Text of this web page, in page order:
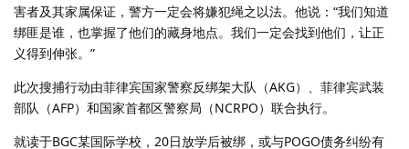
害者及其家属保证，警方一定会将嫌犯绳之以法。他说：“我们知道
绑匪是谁，也掌握了他们的藏身地点。我们一定会找到他们，让正
义得到伸张。”
此次搜捕行动由菲律宾国家警察反绑架大队（AKG）、菲律宾武装
部队（AFP）和国家首都区警察局（NCRPO）联合执行。
就读于BGC某国际学校，20日放学后被绑，或与POGO债务纠纷有